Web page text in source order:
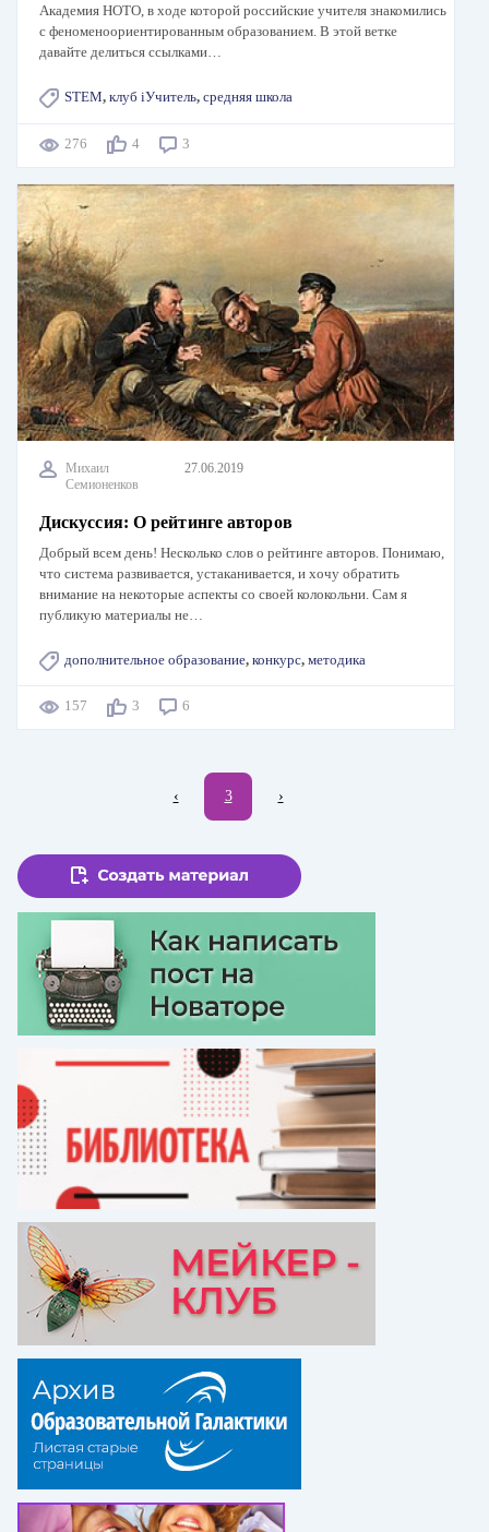
Академия НОТО, в ходе которой российские учителя знакомились
с феноменоориентированным образованием. В этой ветке
давайте делиться ссылками…
STEM, клуб iУчитель, средняя школа
276 4 3
Михаил
Семионенков
27.06.2019
Дискуссия: О рейтинге авторов
Добрый всем день! Несколько слов о рейтинге авторов. Понимаю,
что система развивается, устаканивается, и хочу обратить
внимание на некоторые аспекты со своей колокольни. Сам я
публикую материалы не…
дополнительное образование, конкурс, методика
157 3 6
←
‹ Текущая
3 Следующая
›